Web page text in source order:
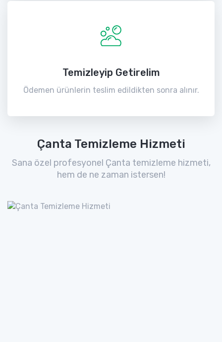
Temizleyip Getirelim
Ödemen ürünlerin teslim edildikten sonra alınır.
Çanta Temizleme Hizmeti
Sana özel profesyonel Çanta temizleme hizmeti,
hem de ne zaman istersen!